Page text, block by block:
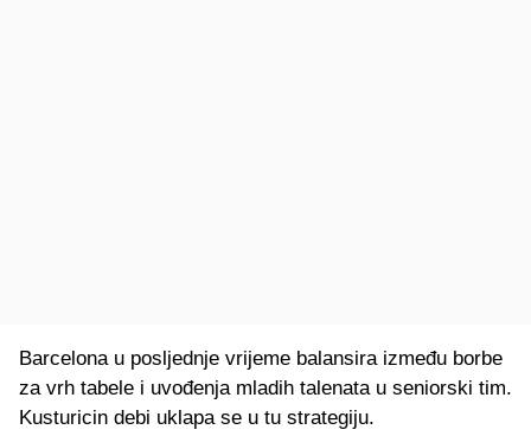
Barcelona u posljednje vrijeme balansira između borbe
za vrh tabele i uvođenja mladih talenata u seniorski tim.
Kusturicin debi uklapa se u tu strategiju.